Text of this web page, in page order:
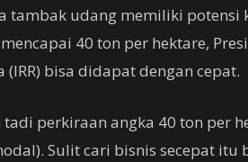
tambak udang memiliki potensi
40 ton per hektare,
bisa didapat dengan cepat.
perkiraan angka 40 ton per
Sulit cari bisnis secepat itu